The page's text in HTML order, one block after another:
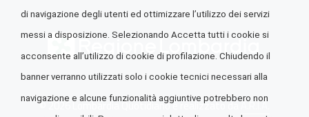
© 2026 Lombardia Quotidiano è realizzato daA.R.I.A.
di navigazione degli utenti ed ottimizzare l’utilizzo dei servizi
messi a disposizione. Selezionando Accetta tutti i cookie si
acconsente all’utilizzo di cookie di profilazione. Chiudendo il
banner verranno utilizzati solo i cookie tecnici necessari alla
navigazione e alcune funzionalità aggiuntive potrebbero non